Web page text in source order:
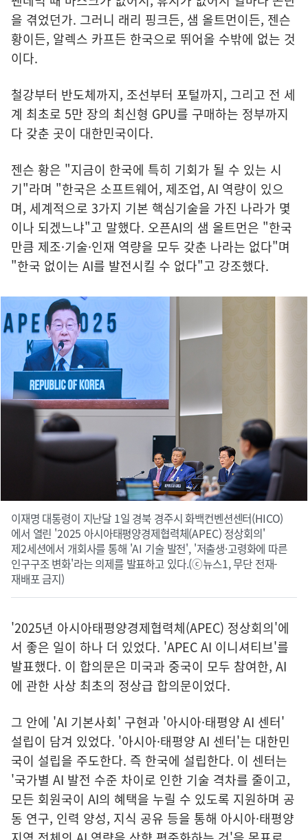
을 겪었던가. 그러니 래리 핑크든, 샘 올트먼이든, 젠슨
황이든, 알렉스 카프든 한국으로 뛰어올 수밖에 없는 것
이다.
철강부터 반도체까지, 조선부터 포털까지, 그리고 전 세
계 최초로 5만 장의 최신형 GPU를 구매하는 정부까지
다 갖춘 곳이 대한민국이다.
젠슨 황은 "지금이 한국에 특히 기회가 될 수 있는 시
기"라며 "한국은 소프트웨어, 제조업, AI 역량이 있으
며, 세계적으로 3가지 기본 핵심기술을 가진 나라가 몇
이나 되겠느냐"고 말했다. 오픈AI의 샘 올트먼은 "한국
만큼 제조·기술·인재 역량을 모두 갖춘 나라는 없다"며
"한국 없이는 AI를 발전시킬 수 없다"고 강조했다.
이재명 대통령이 지난달 1일 경북 경주시 화백컨벤션센터(HICO)
에서 열린 '2025 아시아태평양경제협력체(APEC) 정상회의'
제2세션에서 개회사를 통해 'AI 기술 발전', '저출생·고령화에 따른
인구구조 변화'라는 의제를 발표하고 있다.(ⓒ뉴스1, 무단 전재-
재배포 금지)
'2025년 아시아태평양경제협력체(APEC) 정상회의'에
서 좋은 일이 하나 더 있었다. 'APEC AI 이니셔티브'를
발표했다. 이 합의문은 미국과 중국이 모두 참여한, AI
에 관한 사상 최초의 정상급 합의문이었다.
그 안에 'AI 기본사회' 구현과 '아시아·태평양 AI 센터'
설립이 담겨 있었다. '아시아·태평양 AI 센터'는 대한민
국이 설립을 주도한다. 즉 한국에 설립한다. 이 센터는
'국가별 AI 발전 수준 차이로 인한 기술 격차를 줄이고,
모든 회원국이 AI의 혜택을 누릴 수 있도록 지원하며 공
동 연구, 인력 양성, 지식 공유 등을 통해 아시아·태평양